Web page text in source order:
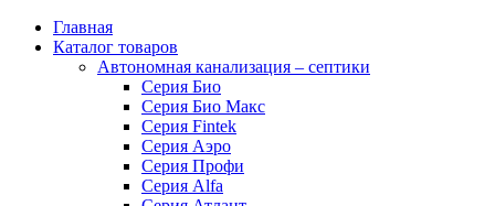
Главная
Каталог товаров
Автономная канализация – септики
Серия Био
Серия Био Макс
Серия Fintek
Серия Аэро
Серия Профи
Серия Alfa